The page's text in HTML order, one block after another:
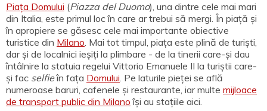
Piața Domului (Piazza del Duomo), una dintre cele mai mari
din Italia, este primul loc în care ar trebui să mergi. În piață și
în apropiere se găsesc cele mai importante obiective
turistice din Milano. Mai tot timpul, piața este plină de turiști,
dar și de localnici ieșiți la plimbare - de la tinerii care-și dau
întâlnire la statuia regelui Vittorio Emanuele II la turiștii care-
și fac selfieîn fața Domului. Pe laturile pieței se află
numeroase baruri, cafenele și restaurante, iar multe mijloace
de transport public din Milano își au stațiile aici.